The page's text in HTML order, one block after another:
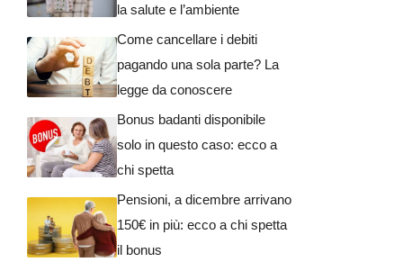
la salute e l’ambiente
Come cancellare i debiti
pagando una sola parte? La
legge da conoscere
Bonus badanti disponibile
solo in questo caso: ecco a
chi spetta
Pensioni, a dicembre arrivano
150€ in più: ecco a chi spetta
il bonus